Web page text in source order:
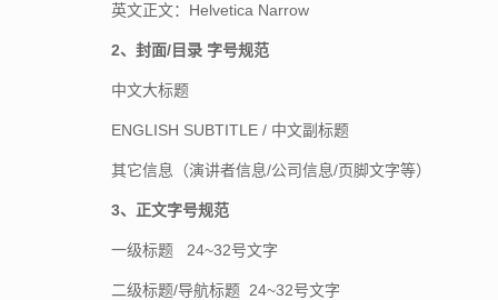
英文正文：Helvetica Narrow
2、封面/目录 字号规范
中文大标题
ENGLISH SUBTITLE / 中文副标题
其它信息（演讲者信息/公司信息/页脚文字等）
3、正文字号规范
一级标题 24~32号文字
二级标题/导航标题 24~32号文字